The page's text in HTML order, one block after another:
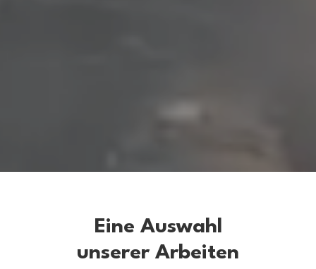
Eine Auswahl
unserer Arbeiten